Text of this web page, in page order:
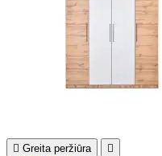
 Greita peržiūra 